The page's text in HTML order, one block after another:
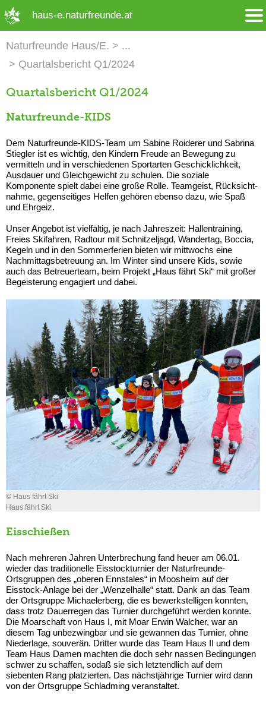
haus-e.naturfreunde.at
Naturfreunde Haus/E.
Quartalsbericht Q1/2024
Quartalsbericht Q1/2024
Naturfreunde-KIDS
Dem Naturfreunde-KIDS-Team um Sabine Roiderer und Sabrina
Stiegler ist es wichtig, den Kindern Freude an Bewegung zu
vermitteln und in ver­schiedenen Sportarten Geschicklichkeit,
Ausdauer und Gleichgewicht zu schulen. Die soziale
Komponente spielt dabei eine große Rolle. Teamgeist, Rücksicht­
nahme, gegenseitiges Helfen gehören ebenso dazu, wie Spaß
und Ehrgeiz.
Unser Angebot ist vielfältig, je nach Jahreszeit: Hallentraining,
Freies Skifahren, Radtour mit Schnitzeljagd, Wandertag, Boccia,
Kegeln und in den Sommerferien bieten wir mittwochs eine
Nachmittagsbetreuung an. Im Winter sind unsere Kids, sowie
auch das Betreuerteam, beim Projekt „Haus fährt Ski“ mit großer
Begeisterung engagiert und dabei.
© Haus fährt Ski
Haus fährt Ski
Eisschießen
Nach mehreren Jahren Unterbrechung fand heuer am 06.01.
wieder das traditionelle Eisstockturnier der Naturfreunde-
Ortsgruppen des „oberen Ennstales“ in Moosheim auf der
Eisstock-Anlage bei der „Wenzelhalle“ statt. Dank an das Team
der Ortsgruppe Michaelerberg, die es bewerkstelligen konnten,
dass trotz Dauerregen das Turnier durchgeführt werden konnte.
Die Moarschaft von Haus I, mit Moar Erwin Walcher, war an
diesem Tag unbezwingbar und sie gewannen das Turnier, ohne
Niederlage, souverän. Dritter wurde das Team Haus II und dem
Team Haus Damen machten die doch sehr nassen Bedingungen
schwer zu schaffen, sodaß sie sich letztendlich auf dem
siebenten Rang platzierten. Das nächstjährige Turnier wird dann
von der Ortsgruppe Schladming veranstaltet.